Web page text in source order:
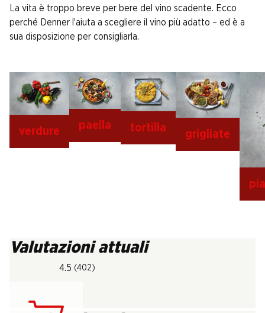
La vita è troppo breve per bere del vino scadente. Ecco
perché Denner l’aiuta a scegliere il vino più adatto – ed è a
sua disposizione per consigliarla.
verdure paella tortilla
grigliate
Valutazioni attuali
4.5 (402)